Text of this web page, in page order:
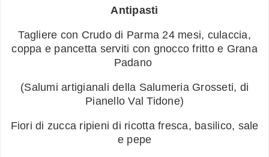
Antipasti
Tagliere con Crudo di Parma 24 mesi, culaccia,
coppa e pancetta serviti con gnocco fritto e Grana
Padano
(Salumi artigianali della Salumeria Grosseti, di
Pianello Val Tidone)
Fiori di zucca ripieni di ricotta fresca, basilico, sale
e pepe